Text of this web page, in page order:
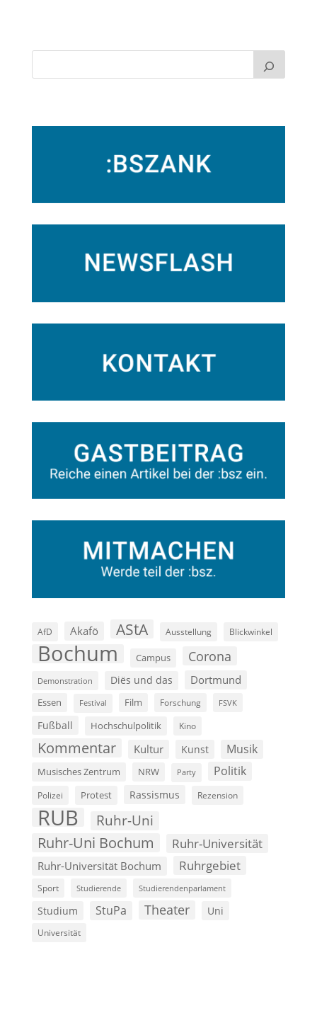
AfD Akafö AStA Ausstellung Blickwinkel
Bochum Campus Corona
Demonstration Diës und das Dortmund
Essen Festival Film Forschung FSVK
Fußball Hochschulpolitik Kino
Kommentar Kultur Kunst Musik
Musisches Zentrum NRW Party Politik
Polizei Protest Rassismus Rezension
RUB Ruhr-Uni
Ruhr-Uni Bochum Ruhr-Universität
Ruhr-Universität Bochum Ruhrgebiet
Sport Studierende Studierendenparlament
Studium StuPa Theater Uni
Universität